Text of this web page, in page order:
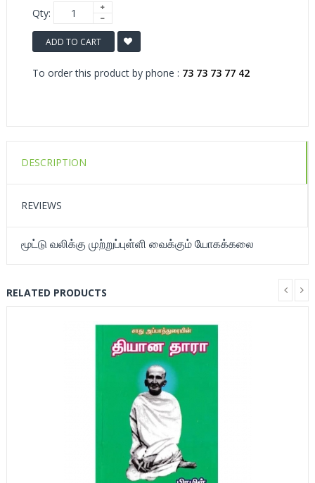
Qty:
ADD TO CART
To order this product by phone : 73 73 73 77 42
DESCRIPTION
REVIEWS
மூட்டு வலிக்கு முற்றுப்புள்ளி வைக்கும் யோகக்கலை
RELATED PRODUCTS